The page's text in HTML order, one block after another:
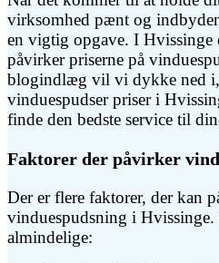
virksomhed pænt og
en vigtig opgave. I Hvissinge
påvirker priserne på
blogindlæg vil vi dykke ned
vinduespudser priser i
finde den bedste service til
Faktorer der påvirker
Der er flere faktorer, der kan
vinduespudsning i Hvissinge.
almindelige: